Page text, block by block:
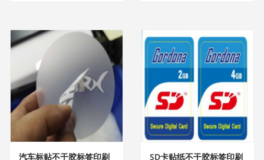
汽车标贴不干胶标签印刷 SD卡贴纸不干胶标签印刷